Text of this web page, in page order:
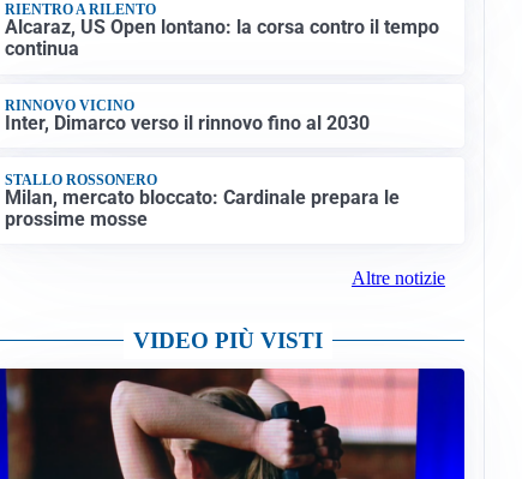
RIENTRO A RILENTO
Alcaraz, US Open lontano: la corsa contro il tempo
continua
RINNOVO VICINO
Inter, Dimarco verso il rinnovo fino al 2030
STALLO ROSSONERO
Milan, mercato bloccato: Cardinale prepara le
prossime mosse
Altre notizie
VIDEO PIÙ VISTI